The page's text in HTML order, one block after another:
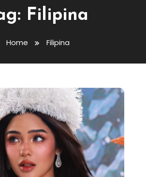
Filipina
Home Filipina